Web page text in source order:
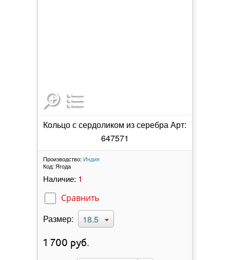
Кольцо с сердоликом из серебра Арт:
647571
Производство: Индия
Код: Ягода
Наличие: 1
Сравнить
Размер: 18.5
1 700 руб.